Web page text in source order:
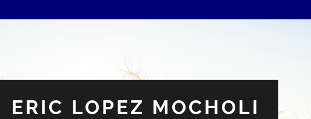
ERIC LOPEZ MOCHOLI